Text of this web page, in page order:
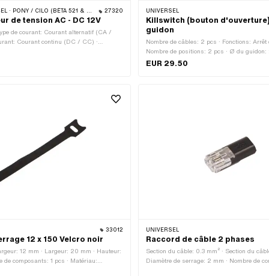
PONY / CILO (BÊTA 521 & 512) · TOMOS 27320
de tension AC - DC 12V
de courant: Courant alternatif (CA /
Courant continu (DC / CC) ·
UNIVERSEL
Killswitch (bouton
guidon
Nombre de câbles: 2 pcs · Fonctions: Arrêt
Nombre de positions: 2 pcs · Ø du guidon:
EUR 29.50
33012
12 x 150 Velcro noir
12 mm · Largeur: 20 mm · Hauteur:
de composants: 1 pcs · Matériau:
UNIVERSEL
Raccord de câble 2 phases
Section du câble: 0.3 mm² · Section du
Diamètre de serrage: 2 mm · Nombre de